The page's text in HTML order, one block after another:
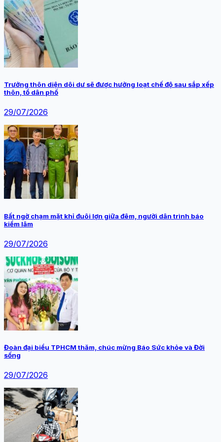
Trưởng thôn diện dôi dư sẽ được hưởng loạt chế độ sau sắp xếp
thôn, tổ dân phố
29/07/2026
Bất ngờ chạm mặt khỉ đuôi lợn giữa đêm, người dân trình báo
kiểm lâm
29/07/2026
Đoàn đại biểu TPHCM thăm, chúc mừng Báo Sức khỏe và Đời
sống
29/07/2026